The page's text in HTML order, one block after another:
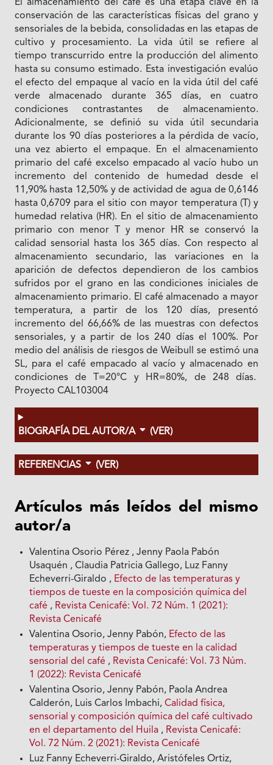
El almacenamiento del café es una etapa clave en la
conservación de las características físicas del grano y
sensoriales de la bebida, consolidadas en las etapas de
cultivo y procesamiento. La vida útil se refiere al
tiempo transcurrido entre la producción del alimento
hasta su consumo estimado. Esta investigación evalúo
el efecto del empaque al vacío en la vida útil del café
verde almacenado durante 365 días, en cuatro
condiciones contrastantes de almacenamiento.
Adicionalmente, se definió su vida útil secundaria
durante los 90 días posteriores a la pérdida de vacío,
una vez abierto el empaque. En el almacenamiento
primario del café excelso empacado al vacío hubo un
incremento del contenido de humedad desde el
11,90% hasta 12,50% y de actividad de agua de 0,6146
hasta 0,6709 para el sitio con mayor temperatura (T) y
humedad relativa (HR). En el sitio de almacenamiento
primario con menor T y menor HR se conservó la
calidad sensorial hasta los 365 días. Con respecto al
almacenamiento secundario, las variaciones en la
aparición de defectos dependieron de los cambios
sufridos por el grano en las condiciones iniciales de
almacenamiento primario. El café almacenado a mayor
temperatura, a partir de los 120 días, presentó
incremento del 66,66% de las muestras con defectos
sensoriales, y a partir de los 240 días el 100%. Por
medio del análisis de riesgos de Weibull se estimó una
SL, para el café empacado al vacío y almacenado en
condiciones de T=20°C y HR=80%, de 248 días.
Proyecto CAL103004
BIOGRAFÍA DEL AUTOR/A (VER)
REFERENCIAS (VER)
Artículos más leídos del mismo
autor/a
Valentina Osorio Pérez , Jenny Paola Pabón
Usaquén , Claudia Patricia Gallego, Luz Fanny
Echeverri-Giraldo , Efecto de las temperaturas y
tiempos de tueste en la composición química del
café , Revista Cenicafé: Vol. 72 Núm. 1 (2021):
Revista Cenicafé
Valentina Osorio, Jenny Pabón, Efecto de las
temperaturas y tiempos de tueste en la calidad
sensorial del café , Revista Cenicafé: Vol. 73 Núm.
1 (2022): Revista Cenicafé
Valentina Osorio, Jenny Pabón, Paola Andrea
Calderón, Luis Carlos Imbachi,Calidad física,
sensorial y composición química del café cultivado
en el departamento del Huila , Revista Cenicafé:
Vol. 72 Núm. 2 (2021): Revista Cenicafé
Luz Fanny Echeverri-Giraldo, Aristófeles Ortiz,